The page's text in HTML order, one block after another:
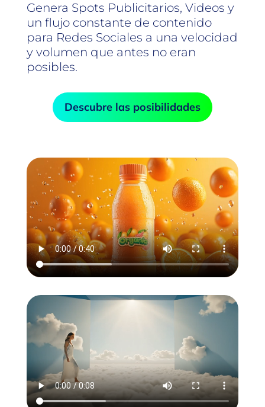
Genera Spots Publicitarios, Videos y
un flujo constante de contenido
para Redes Sociales a una velocidad
y volumen que antes no eran
posibles.
Descubre las posibilidades